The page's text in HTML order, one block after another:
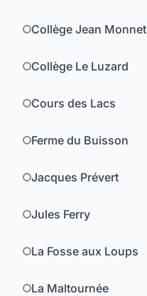
Collège Jean Monnet
Collège Le Luzard
Cours des Lacs
Ferme du Buisson
Jacques Prévert
Jules Ferry
La Fosse aux Loups
La Maltournée